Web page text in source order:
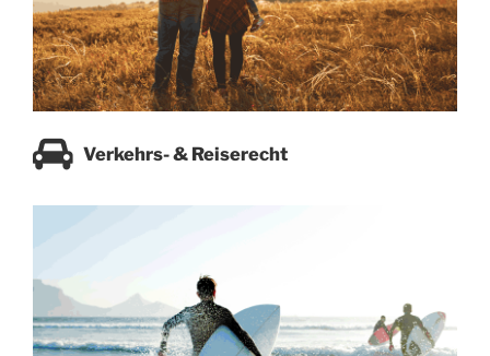
Verkehrs- & Reiserecht